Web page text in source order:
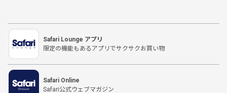
Safari Lounge アプリ
限定の機能もあるアプリでサクサクお買い物
Safari Online
Safari公式ウェブマガジン